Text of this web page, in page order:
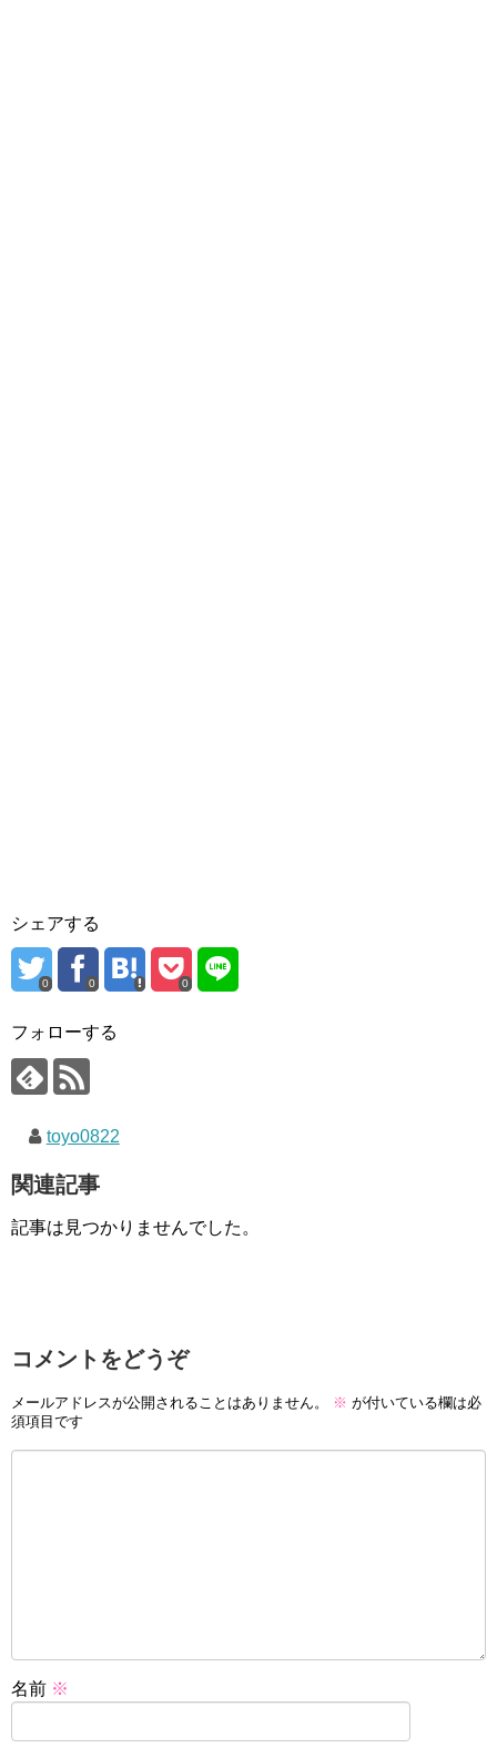
シェアする
0 0 0
フォローする
toyo0822
関連記事
記事は見つかりませんでした。
コメントをどうぞ
メールアドレスが公開されることはありません。 ※ が付いている欄は必
須項目です
名前 ※